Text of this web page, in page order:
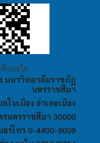
งพอใจ
มหาวิทยาลัยราชภัฏ
นครราชสีมา
นเมือง อำเภอเมือง
นครราชสีมา 30000
อร์โทร 0-4400-9009